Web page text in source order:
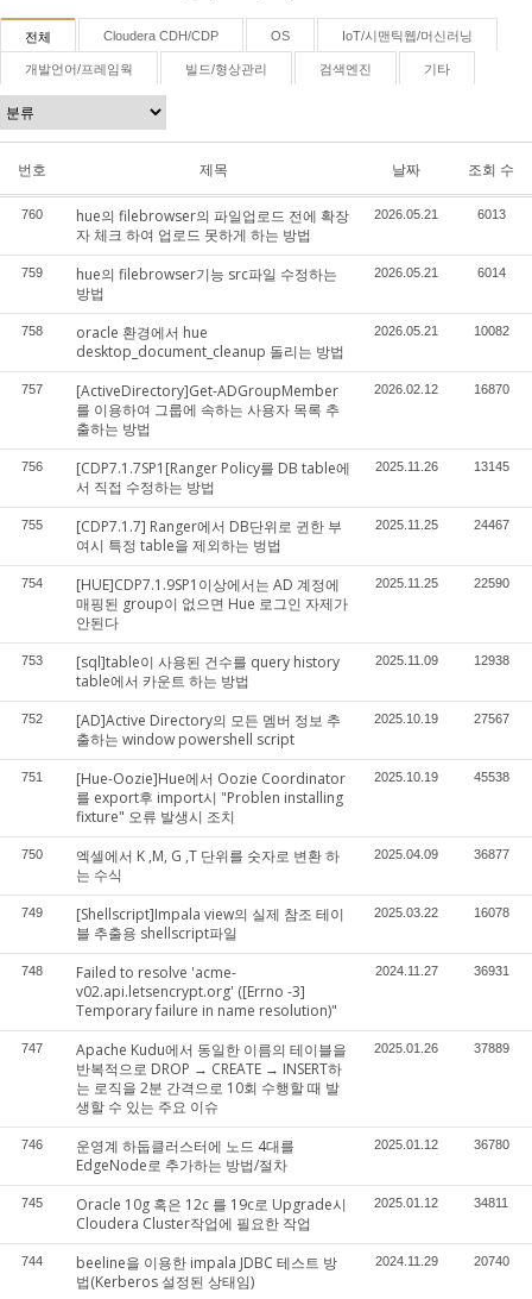
전체 Cloudera CDH/CDP OS IoT/시맨틱웹/머신러닝
개발언어/프레임웍 빌드/형상관리 검색엔진 기타
번호 제목 날짜 조회 수
760
hue의 filebrowser의 파일업로드 전에 확장
자 체크 하여 업로드 못하게 하는 방법
2026.05.21 6013
759
hue의 filebrowser기능 src파일 수정하는
방법
2026.05.21 6014
758
oracle 환경에서 hue
desktop_document_cleanup 돌리는 방법
2026.05.21 10082
757
[ActiveDirectory]Get-ADGroupMember
를 이용하여 그룹에 속하는 사용자 목록 추
출하는 방법
2026.02.12 16870
756
[CDP7.1.7SP1[Ranger Policy를 DB table에
서 직접 수정하는 방법
2025.11.26 13145
755
[CDP7.1.7] Ranger에서 DB단위로 귄한 부
여시 특정 table을 제외하는 벙법
2025.11.25 24467
754
[HUE]CDP7.1.9SP1이상에서는 AD 계정에
매핑된 group이 없으면 Hue 로그인 자제가
안된다
2025.11.25 22590
753
[sql]table이 사용된 건수를 query history
table에서 카운트 하는 방법
2025.11.09 12938
752
[AD]Active Directory의 모든 멤버 정보 추
출하는 window powershell script
2025.10.19 27567
751
[Hue-Oozie]Hue에서 Oozie Coordinator
를 export후 import시 "Problen installing
fixture" 오류 발생시 조치
2025.10.19 45538
750
엑셀에서 K ,M, G ,T 단위를 숫자로 변환 하
는 수식
2025.04.09 36877
749
[Shellscript]Impala view의 실제 참조 테이
블 추출용 shellscript파일
2025.03.22 16078
748
Failed to resolve 'acme-
v02.api.letsencrypt.org' ([Errno -3]
Temporary failure in name resolution)"
2024.11.27 36931
747
Apache Kudu에서 동일한 이름의 테이블을
반복적으로 DROP → CREATE → INSERT하
는 로직을 2분 간격으로 10회 수행할 때 발
생할 수 있는 주요 이슈
2025.01.26 37889
746
운영계 하둡클러스터에 노드 4대를
EdgeNode로 추가하는 방법/절차
2025.01.12 36780
745
Oracle 10g 혹은 12c 를 19c로 Upgrade시
Cloudera Cluster작업에 필요한 작업
2025.01.12 34811
744
beeline을 이용한 impala JDBC 테스트 방
법(Kerberos 설정된 상태임)
2024.11.29 20740